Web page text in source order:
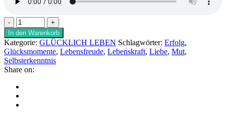
In den Warenkorb
Kategorie: GLÜCKLICH LEBEN Schlagwörter: Erfolg,
Glücksmomente, Lebensfreude, Lebenskraft, Liebe, Mut,
Selbsterkenntnis
Share on: